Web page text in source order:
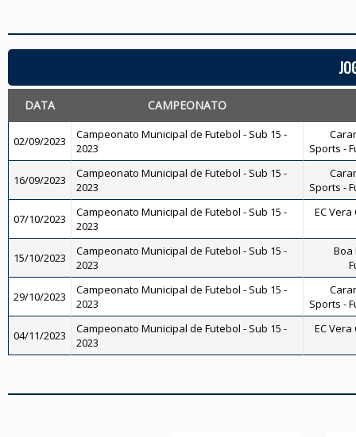
DATA CAMPEONATO
02/09/2023
Campeonato Municipal de Futebol - Sub 15 -
2023
Sports -
16/09/2023
Campeonato Municipal de Futebol - Sub 15 -
2023
Sports -
07/10/2023
Campeonato Municipal de Futebol - Sub 15 -
2023
EC Vera
15/10/2023
Campeonato Municipal de Futebol - Sub 15 -
2023
Boa
29/10/2023
Campeonato Municipal de Futebol - Sub 15 -
2023
Sports -
04/11/2023
Campeonato Municipal de Futebol - Sub 15 -
2023
EC Vera